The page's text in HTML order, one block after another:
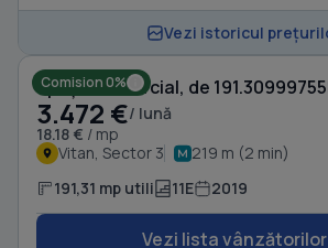
Vezi istoricul
Comision 0%
3.472 €/ lună
18.18 € / mp
Vitan, Sector 3 219 m (2 min)
191,31 mp utili 11E 2019
Vezi lista vânzătorilor